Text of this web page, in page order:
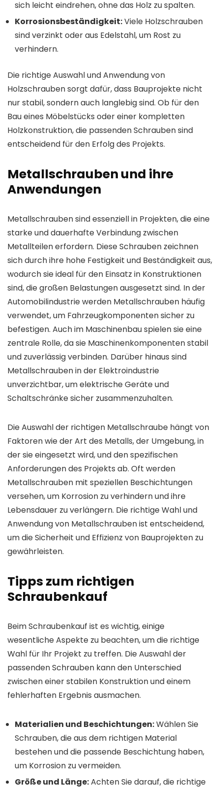
sich leicht eindrehen, ohne das Holz zu spalten.
Korrosionsbeständigkeit:Viele Holzschrauben
sind verzinkt oder aus Edelstahl, um Rost zu
verhindern.
Die richtige Auswahl und Anwendung von
Holzschrauben sorgt dafür, dass Bauprojekte nicht
nur stabil, sondern auch langlebig sind. Ob für den
Bau eines Möbelstücks oder einer kompletten
Holzkonstruktion, die passenden Schrauben sind
entscheidend für den Erfolg des Projekts.
Metallschrauben und ihre
Anwendungen
Metallschrauben sind essenziell in Projekten, die eine
starke und dauerhafte Verbindung zwischen
Metallteilen erfordern. Diese Schrauben zeichnen
sich durch ihre hohe Festigkeit und Beständigkeit aus,
wodurch sie ideal für den Einsatz in Konstruktionen
sind, die großen Belastungen ausgesetzt sind. In der
Automobilindustrie werden Metallschrauben häufig
verwendet, um Fahrzeugkomponenten sicher zu
befestigen. Auch im Maschinenbau spielen sie eine
zentrale Rolle, da sie Maschinenkomponenten stabil
und zuverlässig verbinden. Darüber hinaus sind
Metallschrauben in der Elektroindustrie
unverzichtbar, um elektrische Geräte und
Schaltschränke sicher zusammenzuhalten.
Die Auswahl der richtigen Metallschraube hängt von
Faktoren wie der Art des Metalls, der Umgebung, in
der sie eingesetzt wird, und den spezifischen
Anforderungen des Projekts ab. Oft werden
Metallschrauben mit speziellen Beschichtungen
versehen, um Korrosion zu verhindern und ihre
Lebensdauer zu verlängern. Die richtige Wahl und
Anwendung von Metallschrauben ist entscheidend,
um die Sicherheit und Effizienz von Bauprojekten zu
gewährleisten.
Tipps zum richtigen
Schraubenkauf
Beim Schraubenkauf ist es wichtig, einige
wesentliche Aspekte zu beachten, um die richtige
Wahl für Ihr Projekt zu treffen. Die Auswahl der
passenden Schrauben kann den Unterschied
zwischen einer stabilen Konstruktion und einem
fehlerhaften Ergebnis ausmachen.
Materialien und Beschichtungen:Wählen Sie
Schrauben, die aus dem richtigen Material
bestehen und die passende Beschichtung haben,
um Korrosion zu vermeiden.
Größe und Länge:Achten Sie darauf, die richtige